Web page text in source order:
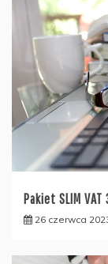
Pakiet SLIM
26 czerwca